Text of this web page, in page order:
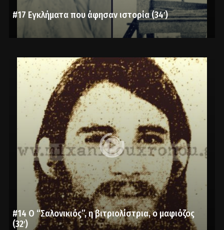
#17 Εγκλήματα που άφησαν ιστορία (34′)
#14 Ο “Σαλονικιός”, η βιτριολίστρια, ο μαφιόζος
(32′)